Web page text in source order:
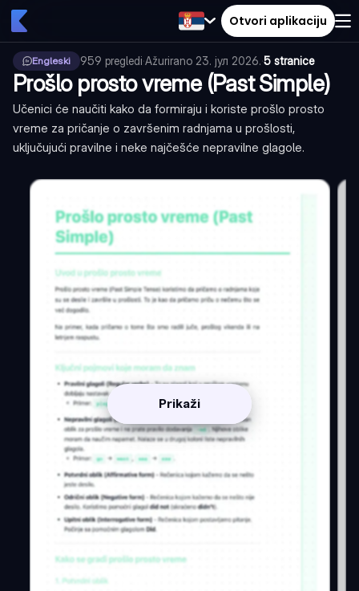
Otvori aplikaciju
Engleski 959 pregledi·Ažurirano 23. јул 2026.·5 stranice
Prošlo prosto vreme (Past Simple)
Učenici će naučiti kako da formiraju i koriste prošlo prosto
vreme za pričanje o završenim radnjama u prošlosti,
uključujući pravilne i neke najčešće nepravilne glagole.
Prikaži